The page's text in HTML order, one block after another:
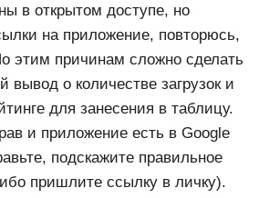
в открытом доступе, но
на приложение, повторюсь,
этим причинам сложно сделать
вывод о количестве загрузок и
для занесения в таблицу.
и приложение есть в Google
подскажите правильное
пришлите ссылку в личку).